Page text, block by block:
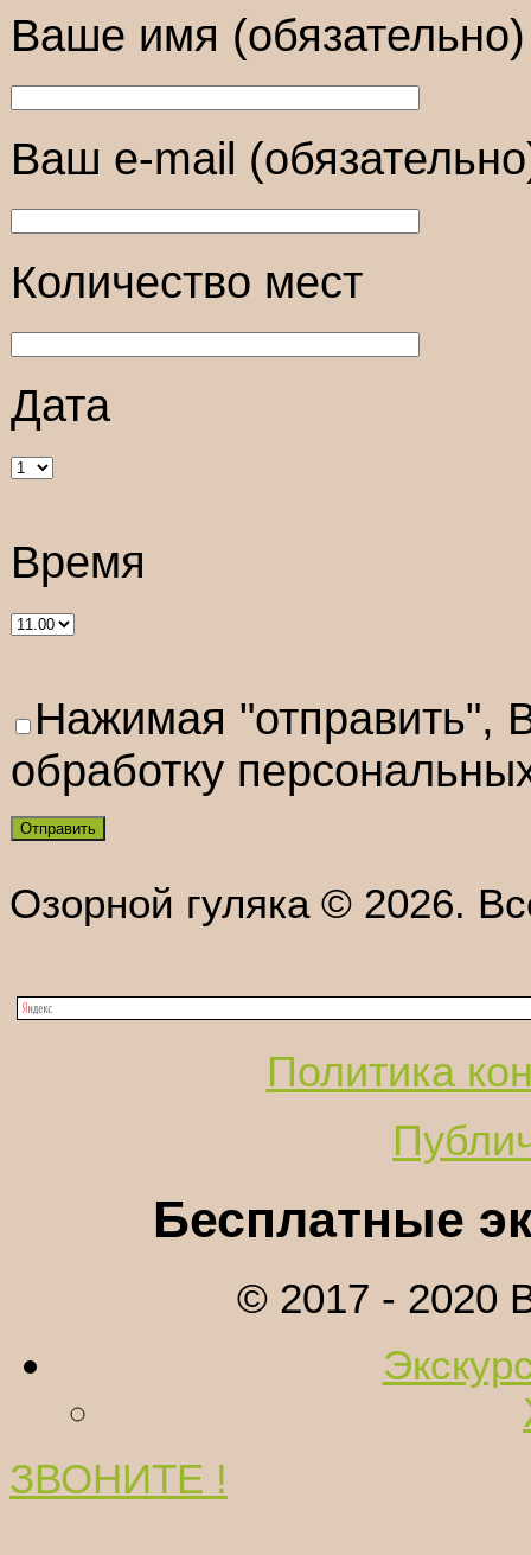
Ваше имя (обязательно)
Ваш e-mail
Количество мест
Дата
Время
Нажимая "отправить",
обработку
Озорной гуляка © 2026.
Политика
Бесплатные
© 2017 - 2020
ЗВОНИТЕ !